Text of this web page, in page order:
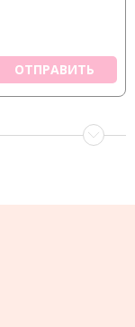
ОТПРАВИТЬ